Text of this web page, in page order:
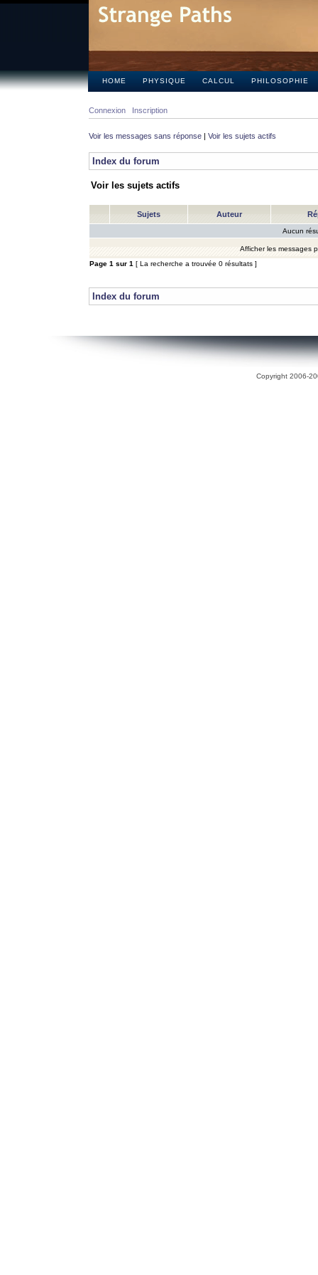
HOME PHYSIQUE CALCUL PHILOSOPHIE
Connexion Inscription
Voir les messages sans réponse | Voir les sujets actifs
Index du forum
Voir les sujets actifs
Sujets Auteur
Aucun
Afficher les messages
Page 1 sur 1 [ La recherche a trouvée 0 résultats ]
Index du forum
Copyright 2006-